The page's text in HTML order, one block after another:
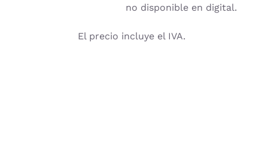
no disponible en digital.
El precio incluye el IVA.